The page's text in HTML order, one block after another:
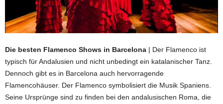
Die besten Flamenco Shows in Barcelona | Der Flamenco ist
typisch für Andalusien und nicht unbedingt ein katalanischer Tanz.
Dennoch gibt es in Barcelona auch hervorragende
Flamencohäuser. Der Flamenco symbolisiert die Musik Spaniens.
Seine Ursprünge sind zu finden bei den andalusischen Roma, die